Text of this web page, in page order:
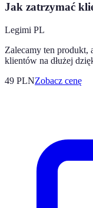
Jak zatrzymać
Legimi PL
Zalecamy ten produkt,
klientów na dłużej
49 PLNZobacz cenę